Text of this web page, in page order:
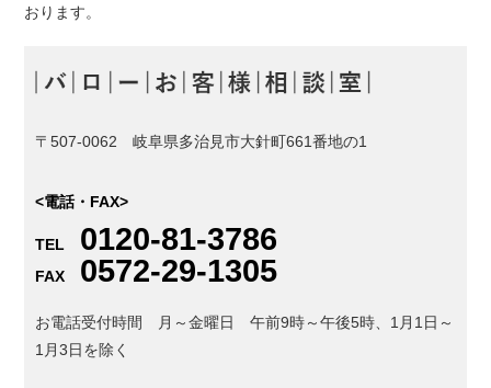
おります。
〒507-0062 岐阜県多治見市大針町661番地の1
<電話・FAX>
TEL 0120-81-3786
FAX 0572-29-1305
お電話受付時間 月～金曜日 午前9時～午後5時、1月1日～
1月3日を除く